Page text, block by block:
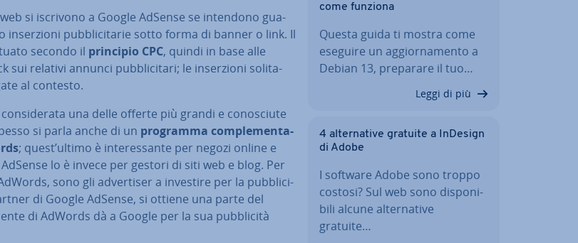
si iscrivono a Google AdSense se intendono gua­
in­ser­zio­ni pub­bli­ci­ta­rie sotto forma di banner o link. Il
secondo il principio CPC, quindi in base alle
sui relativi annunci pub­bli­ci­ta­ri; le in­ser­zio­ni so­li­ta­
al contesto.
con­si­de­ra­ta una delle offerte più grandi e co­no­sciu­te
si parla anche di un programma com­ple­men­ta­
; quest’ultimo è in­te­res­san­te per negozi online e
lo è invece per gestori di siti web e blog. Per
sono gli ad­ver­ti­ser a investire per la pub­bli­ci­
di Google AdSense, si ottiene una parte del
di AdWords dà a Google per la sua pub­bli­ci­tà
come funziona
Questa guida ti mostra come
eseguire un ag­gior­na­men­to a
Debian 13, preparare il tuo…
Leggi di più
4 al­ter­na­ti­ve gratuite a InDesign
di Adobe
I software Adobe sono troppo
costosi? Sul web sono di­spo­ni­
bi­li alcune al­ter­na­ti­ve
gratuite…